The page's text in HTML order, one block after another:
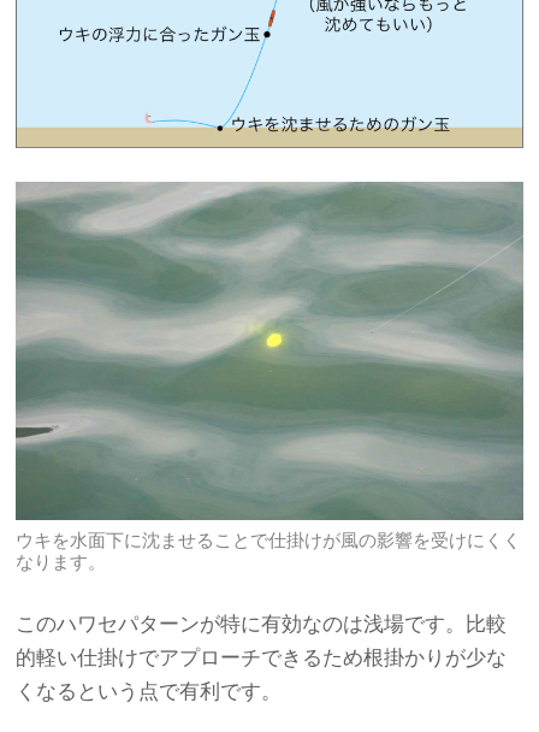
ウキを水面下に沈ませることで仕掛けが風の影響を受けにくく
なります。
このハワセパターンが特に有効なのは浅場です。比較
的軽い仕掛けでアプローチできるため根掛かりが少な
くなるという点で有利です。